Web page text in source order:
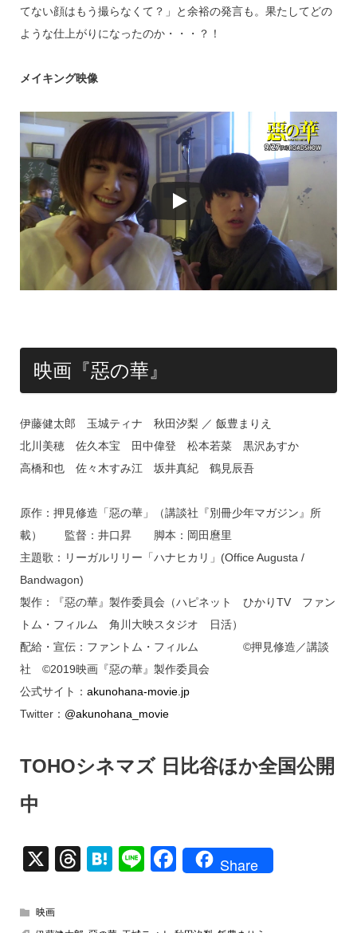
てない顔はもう撮らなくて？」と余裕の発言も。果たしてどの
ような仕上がりになったのか・・・？！
メイキング映像
映画『惡の華』
伊藤健太郎 玉城ティナ 秋田汐梨 ／ 飯豊まりえ
北川美穂 佐久本宝 田中偉登 松本若菜 黒沢あすか
高橋和也 佐々木すみ江 坂井真紀 鶴見辰吾
原作：押見修造「惡の華」（講談社『別冊少年マガジン』所
載） 監督：井口昇 脚本：岡田麿里
主題歌：リーガルリリー「ハナヒカリ」(Office Augusta /
Bandwagon)
製作：『惡の華』製作委員会（ハピネット ひかりTV ファン
トム・フィルム 角川大映スタジオ 日活）
配給・宣伝：ファントム・フィルム ©押見修造／講談
社 ©2019映画『惡の華』製作委員会
公式サイト： akunohana-movie.jp
Twitter： @akunohana_movie
TOHOシネマズ 日比谷ほか全国公開
中
X T H Li F
Share
映画